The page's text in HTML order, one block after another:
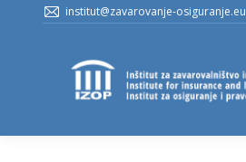
institut@zavarovanje-osiguranje.eu